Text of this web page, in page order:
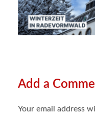
Aktuelle Anträge
Termine
Parteivorstand
Stadtratsfraktion
MITMACHEN
KONTAKT
Add a
Your email address